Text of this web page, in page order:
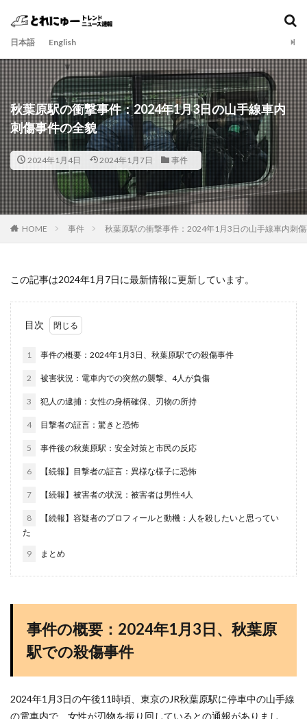
日本語 English
秋葉原駅の衝撃事件：2024年1月3日の山手線車内
刺傷事件の全貌
2024年1月4日 2024年1月7日 事件
HOME 事件 秋葉原駅の衝撃事件：2024年1月3日の山手線車内刺
この記事は2024年1月7日に最新情報に更新しています。
目次
1 事件の概要：2024年1月3日、秋葉原駅での殺傷事件
2 被害状況：電車内での突然の襲撃、4人が負傷
3 犯人の逮捕：女性の身柄確保、刃物の所持
4 目撃者の証言：驚きと恐怖
5 事件後の秋葉原駅：安全対策と市民の反応
6 【続報】目撃者の証言：異様な様子に恐怖
7 【続報】被害者の状況：被害者は男性4人
8
【続報】容疑者のプロフィールと動機：人を殺したいと思ってい
た
9 まとめ
事件の概要：2024年1月3日、秋葉原
駅での殺傷事件
2024年1月3日の午後11時頃、東京のJR秋葉原駅に停車中の山手線
の電車内で、女性が刃物を振り回しているとの通報がありまし